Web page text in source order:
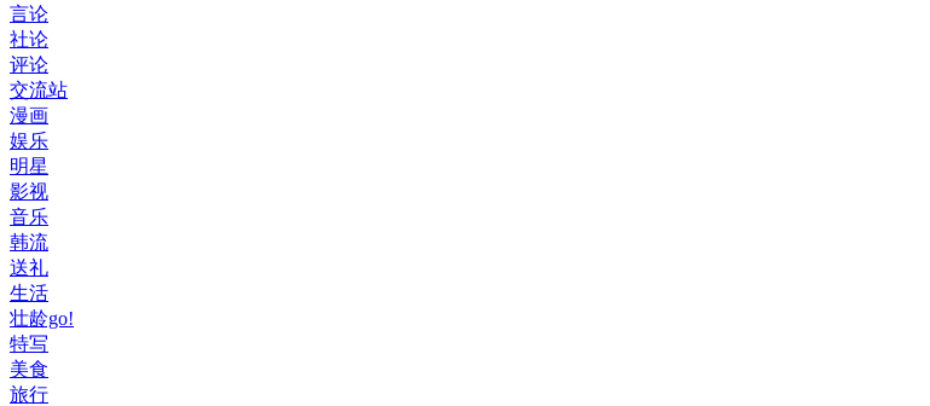
言论
社论
评论
交流站
漫画
娱乐
明星
影视
音乐
韩流
送礼
生活
壮龄go!
特写
美食
旅行